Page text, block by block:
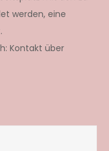
werden, eine
Kontakt über